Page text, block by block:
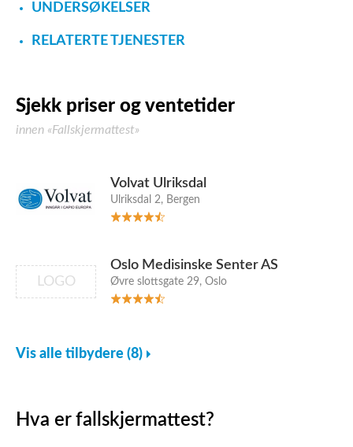
UNDERSØKELSER
RELATERTE TJENESTER
Sjekk priser og ventetider
innen «Fallskjermattest»
Volvat Ulriksdal
Ulriksdal 2, Bergen
LOGO
Oslo Medisinske Senter AS
Øvre slottsgate 29, Oslo
Vis alle tilbydere (8)
Hva er fallskjermattest?